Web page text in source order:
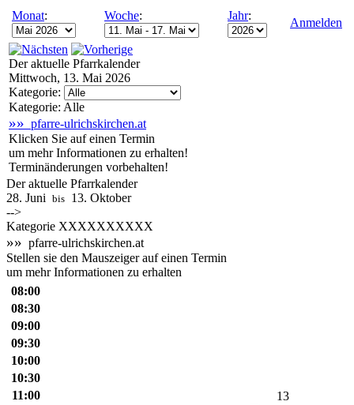
Monat: Woche: Jahr:
Anmelden
Der aktuelle Pfarrkalender
Mittwoch, 13. Mai 2026
Kategorie:
Kategorie: Alle
»» pfarre-ulrichskirchen.at
Klicken Sie auf einen Termin
um mehr Informationen zu erhalten!
Terminänderungen vorbehalten!
Der aktuelle Pfarrkalender
28. Juni
bis
13. Oktober
-->
Kategorie XXXXXXXXXX
»» pfarre-ulrichskirchen.at
Stellen sie den Mauszeiger auf einen Termin
um mehr Informationen zu erhalten
08:00
08:30
09:00
09:30
10:00
10:30
11:00
13